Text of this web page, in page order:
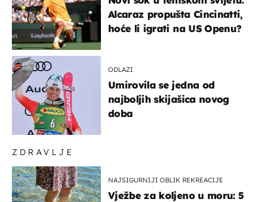
ZDRAVLJE
NAJSIGURNIJI OBLIK REKREACIJE
Vježbe za koljeno u moru: 5
Alcaraz propušta Cincinatti,
hoće li igrati na US Openu?
ODLAZI
Umirovila se jedna od
najboljih skijašica novog
doba